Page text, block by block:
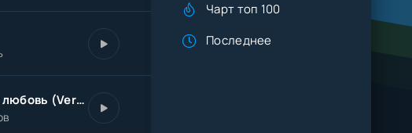
Придуманная любовь (Version 2024)
Чарт топ 100
Последнее